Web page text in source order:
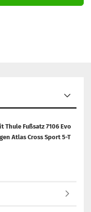
Thule Fußsatz 7106 Evo
Atlas Cross Sport 5-T